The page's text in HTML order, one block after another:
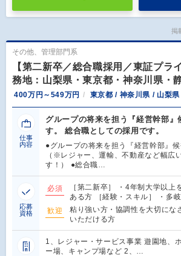
掲
その他、管理部門系
【第二新卒／総合職採用／東証プラ
務地：山梨県・東京都・神奈川県・
400万円～549万円 東京都 / 神奈川県 / 山梨
仕事
内容
グループの将来を担う『経営幹部』
す。 総合職としての採用です。
●グループの将来を担う『経営幹部』候
（※レジャー、運輸、不動産など幅広
す！） ●総合職…
応募
資格
必須
［第二新卒］ ・4年制大学以上
ある方 ［経験・スキル］ ・多
歓迎
粘り強い方・協調性を大切にな
いただける方
1、レジャー・サービス事業 遊園地、
ー場、キャンプ場など 2、…